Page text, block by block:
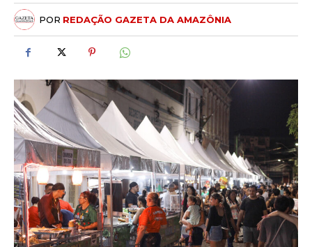
POR REDAÇÃO GAZETA DA AMAZÔNIA